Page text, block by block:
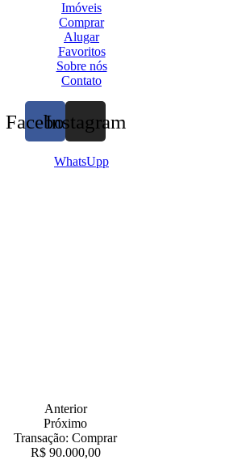
Imóveis
Comprar
Alugar
Favoritos
Sobre nós
Contato
FacebookInstagram
WhatsUpp
Anterior
Próximo
Transação: Comprar
R$ 90.000,00